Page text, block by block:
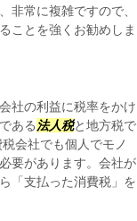
非常に複雑ですので、
ことを強くお勧めしま
社の利益に税率をかけ
ある 法人税と地方税で
会社でも個人でモノ
要があります。会社が
「支払った消費税」を